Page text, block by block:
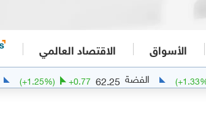
الأسواق الاقتصاد العالمي
الفضة 62.25
+0.77
(+1.25%) الذهب